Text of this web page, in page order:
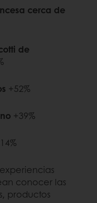
cerca de
de
+52%
+39%
conocer las
productos